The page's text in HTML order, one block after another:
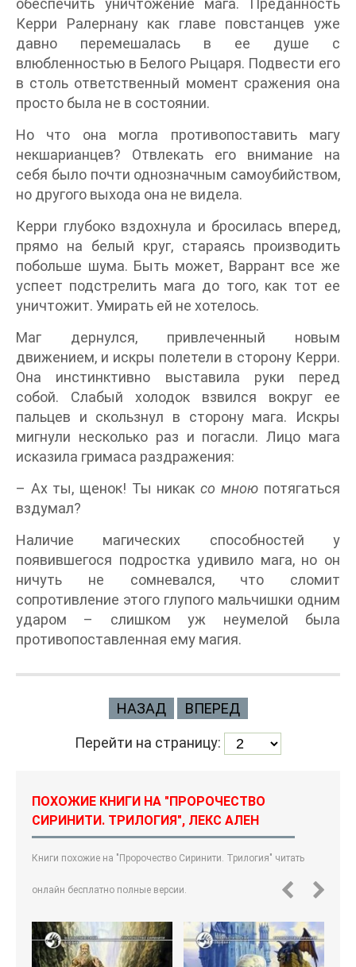
обеспечить уничтожение мага. Преданность
Керри Ралернану как главе повстанцев уже
давно перемешалась в ее душе с
влюбленностью в Белого Рыцаря. Подвести его
в столь ответственный момент сражения она
просто была не в состоянии.
Но что она могла противопоставить магу
некшарианцев? Отвлекать его внимание на
себя было почти однозначным самоубийством,
но другого выхода она не видела.
Керри глубоко вздохнула и бросилась вперед,
прямо на белый круг, стараясь производить
побольше шума. Быть может, Варрант все же
успеет подстрелить мага до того, как тот ее
уничтожит. Умирать ей не хотелось.
Маг дернулся, привлеченный новым
движением, и искры полетели в сторону Керри.
Она инстинктивно выставила руки перед
собой. Слабый холодок взвился вокруг ее
пальцев и скользнул в сторону мага. Искры
мигнули несколько раз и погасли. Лицо мага
исказила гримаса раздражения:
– Ах ты, щенок! Ты никак со мною потягаться
вздумал?
Наличие магических способностей у
появившегося подростка удивило мага, но он
ничуть не сомневался, что сломит
сопротивление этого глупого мальчишки одним
ударом – слишком уж неумелой была
противопоставленная ему магия.
НАЗАД ВПЕРЕД
Перейти на страницу:
ПОХОЖИЕ КНИГИ НА "ПРОРОЧЕСТВО
СИРИНИТИ. ТРИЛОГИЯ", ЛЕКС АЛЕН
Книги похожие на "Пророчество Сиринити. Трилогия" читать
онлайн бесплатно полные версии.